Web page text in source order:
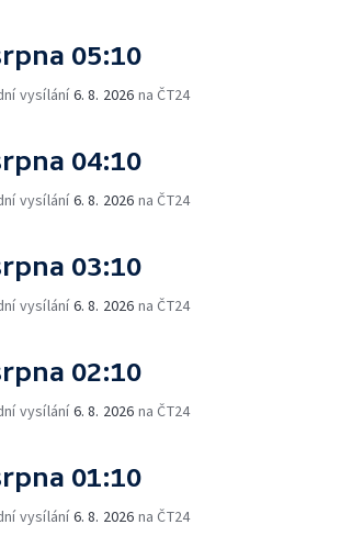
05:10
vysílání6. 8. 2026 na ČT24
04:10
vysílání6. 8. 2026 na ČT24
03:10
vysílání6. 8. 2026 na ČT24
02:10
vysílání6. 8. 2026 na ČT24
01:10
vysílání6. 8. 2026 na ČT24